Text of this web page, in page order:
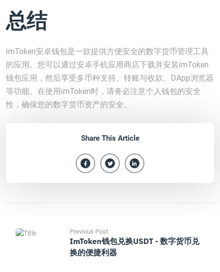
总结
imToken安卓钱包是一款提供方便安全的数字货币管理工具
的应用。您可以通过安卓手机应用商店下载并安装imToken
钱包应用，然后享受多币种支持、转账与收款、DApp浏览器
等功能。在使用imToken时，请务必注意个人钱包的安全
性，确保您的数字货币资产的安全。
Share This Article
Previous Post
ImToken钱包兑换USDT - 数字货币兑
换的便捷利器